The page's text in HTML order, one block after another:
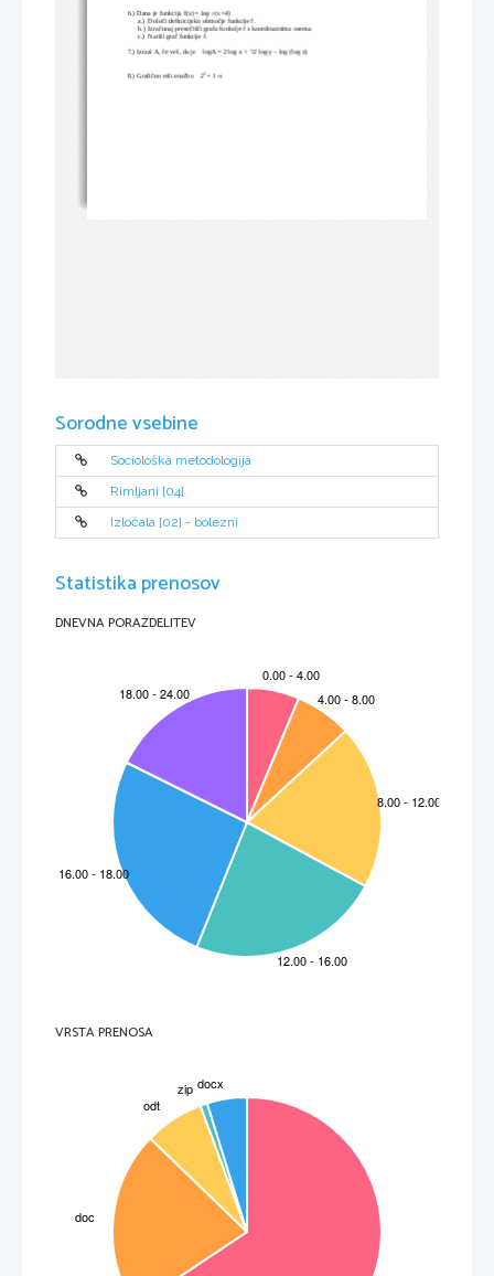
6.) Dana je funkcija f(x) = log (x+4)
a.) Določi definicijsko območje funkcije f.
b.) Izračunaj presečišči grafa funkcije f s koordinatnima osema.
c.) Nariši graf funkcije f.
7.) Izrazi A, če veš, da je    logA = 2 log x + 1/2 log y – log (log z)
8.) Grafično reši enačbo    2x = 1-x
Sorodne vsebine
Sociološka metodologija
Rimljani [04]
Izločala [02] - bolezni
Statistika prenosov
DNEVNA PORAZDELITEV
VRSTA PRENOSA